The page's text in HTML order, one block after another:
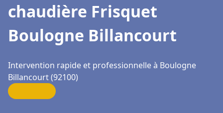
chaudière Frisquet
Boulogne Billancourt
Intervention rapide et professionnelle à Boulogne
Billancourt (92100)